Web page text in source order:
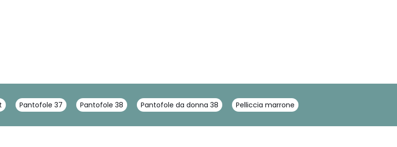
Pantofole 37 Pantofole 38 Pantofole da donna 38 Pelliccia marrone